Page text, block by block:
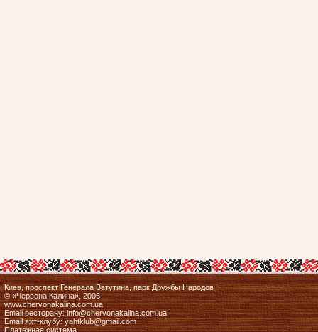
Киев, проспект Генерала Ватутина, парк Дружбы Народов
© «Червона Калина», 2006
www.chervonakalina.com.ua
Email ресторану: info@chervonakalina.com.ua
Email яхт-клубу: yahtklub@gmail.com
Платежная система